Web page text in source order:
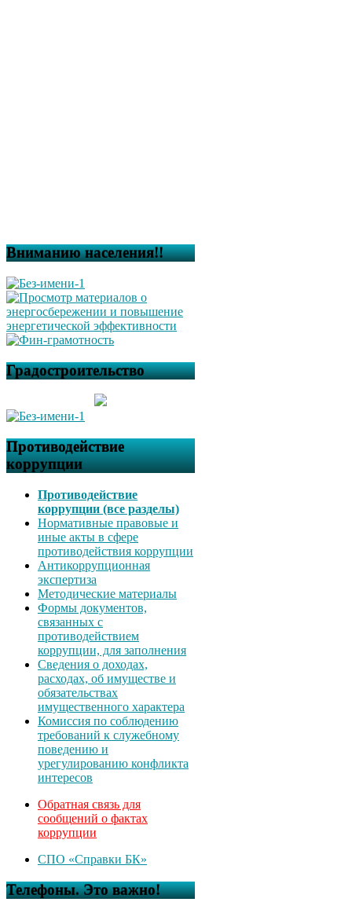
Вниманию населения!!
Градостроительство
Противодействие
коррупции
Противодействие
коррупции (все разделы)
Нормативные правовые и
иные акты в сфере
противодействия коррупции
Антикоррупционная
экспертиза
Методические материалы
Формы документов,
связанных с
противодействием
коррупции, для заполнения
Сведения о доходах,
расходах, об имуществе и
обязательствах
имущественного характера
Комиссия по соблюдению
требований к служебному
поведению и
урегулированию конфликта
интересов
Обратная связь для
сообщений о фактах
коррупции
СПО «Справки БК»
Телефоны. Это важно!